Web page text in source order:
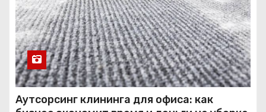
Аутсорсинг клининга для офиса: как